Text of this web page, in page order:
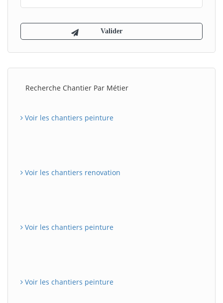
Recherche Chantier Par Métier
Voir les chantiers peinture
Voir les chantiers renovation
Voir les chantiers peinture
Voir les chantiers peinture